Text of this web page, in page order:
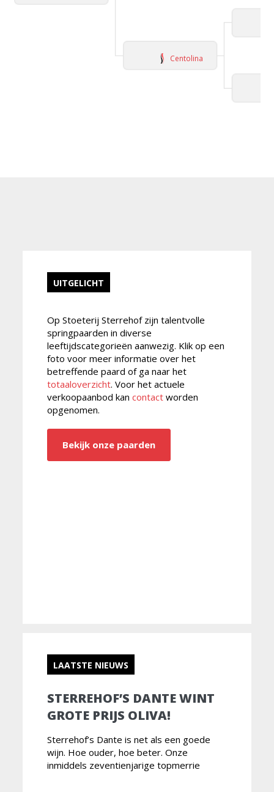
Centolina
UITGELICHT
Op Stoeterij Sterrehof zijn talentvolle
springpaarden in diverse
leeftijdscategorieën aanwezig. Klik op een
foto voor meer informatie over het
betreffende paard of ga naar het
totaaloverzicht. Voor het actuele
verkoopaanbod kancontact worden
opgenomen.
Bekijk onze paarden
LAATSTE NIEUWS
STERREHOF’S DANTE WINT
GROTE PRIJS OLIVA!
Sterrehof’s Dante is net als een goede
wijn. Hoe ouder, hoe beter. Onze
inmiddels zeventienjarige topmerrie